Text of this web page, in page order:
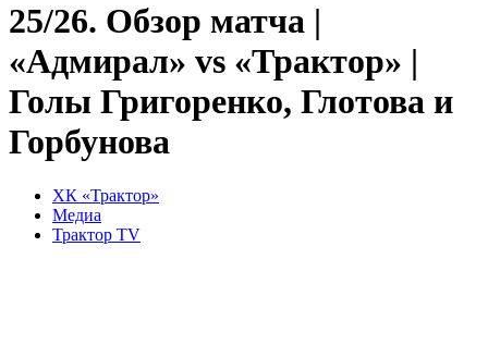
25/26. Обзор матча |
«Адмирал» vs «Трактор» |
Голы Григоренко, Глотова и
Горбунова
ХК «Трактор»
Медиа
Трактор TV